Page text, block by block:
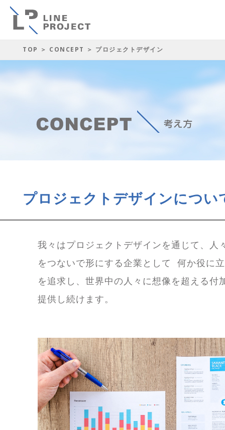
TOP ＞ CONCEPT ＞ プロジェクトデザイン
プロジェクトデザインについ
我々はプロジェクトデザインを通じて、人
をつないで形にする企業として 何か役に
を追求し、世界中の人々に想像を超える付
提供し続けます。